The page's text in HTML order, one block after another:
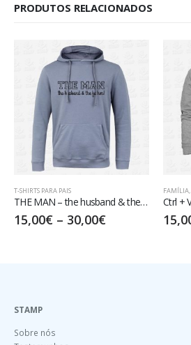
PRODUTOS RELACIONADOS
THE MAN – the husband & the father
30,00€
T-SHIRTS DIA DA MÃE,
Ctrl + V
15,00 30,00€
STAMP
Sobre nós